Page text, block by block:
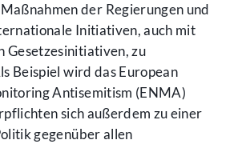
der Regierungen und
Initiativen, auch mit
Gesetzesinitiativen, zu
Beispiel wird das European
Antisemitism (ENMA)
sich außerdem zu einer
gegenüber allen